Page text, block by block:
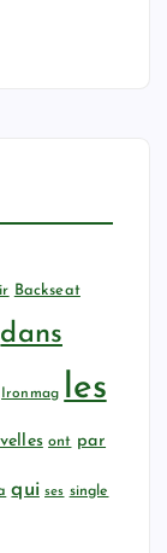
Backseat
dans
Ironmag les
ont par
qui ses single